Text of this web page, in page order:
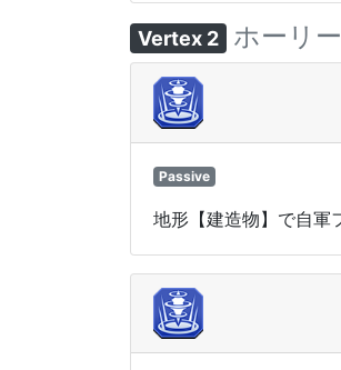
Vertex 2 ホーリ
Passive
地形【建造物】で自軍